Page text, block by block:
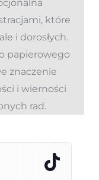
które
i dorosłych.
papierowego
znaczenie
i wierności
rad.